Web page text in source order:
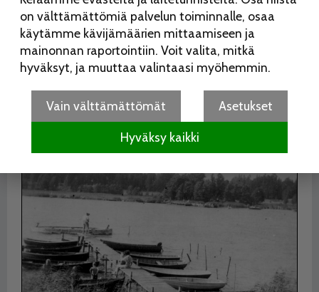
ei Helsingin keskustaan ollut pitkä matka, itsekin kävin
koulua Helsingin keskustassa, Wikström toteaa.
Nuorison suosima ranta Lokitien päässä
on välttämättömiä palvelun toiminnalle, osaa
käytämme kävijämäärien mittaamiseen ja
mainonnan raportointiin. Voit valita, mitkä
hyväksyt, ja muuttaa valintaasi myöhemmin.
Vain välttämättömät Asetukset
Hyväksy kaikki